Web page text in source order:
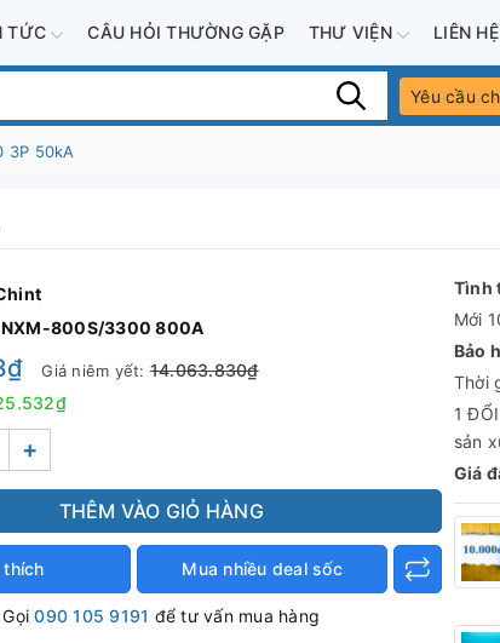
TỨC CÂU HỎI THƯỜNG GẶP THƯ VIỆN LIÊN HỆ
Yêu cầu
3P 50kA
NXM-800S/3300 800A
Giá niêm yết: 14.063.830₫
+
THÊM VÀO GIỎ HÀNG
thích Mua nhiều deal sốc
Gọi090 105 9191 để tư vấn mua hàng
Tình
Mới
Bảo
Thời
1
sản
Giá